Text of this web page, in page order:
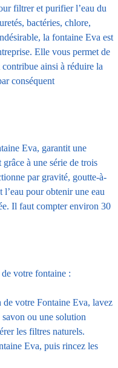
filtrer et purifier l’eau du
bactéries, chlore,
la fontaine Eva est
Elle vous permet de
ainsi à réduire la
conséquent
Eva, garantit une
à une série de trois
par gravité, goutte-à-
pour obtenir une eau
Il faut compter environ 30
votre fontaine :
de votre Fontaine Eva, lavez
ou une solution
les filtres naturels.
Eva, puis rincez les